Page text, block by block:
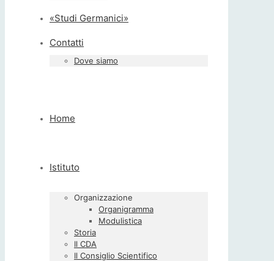
«Studi Germanici»
Contatti
Dove siamo
Home
Istituto
Organizzazione
Organigramma
Modulistica
Storia
Il CDA
Il Consiglio Scientifico